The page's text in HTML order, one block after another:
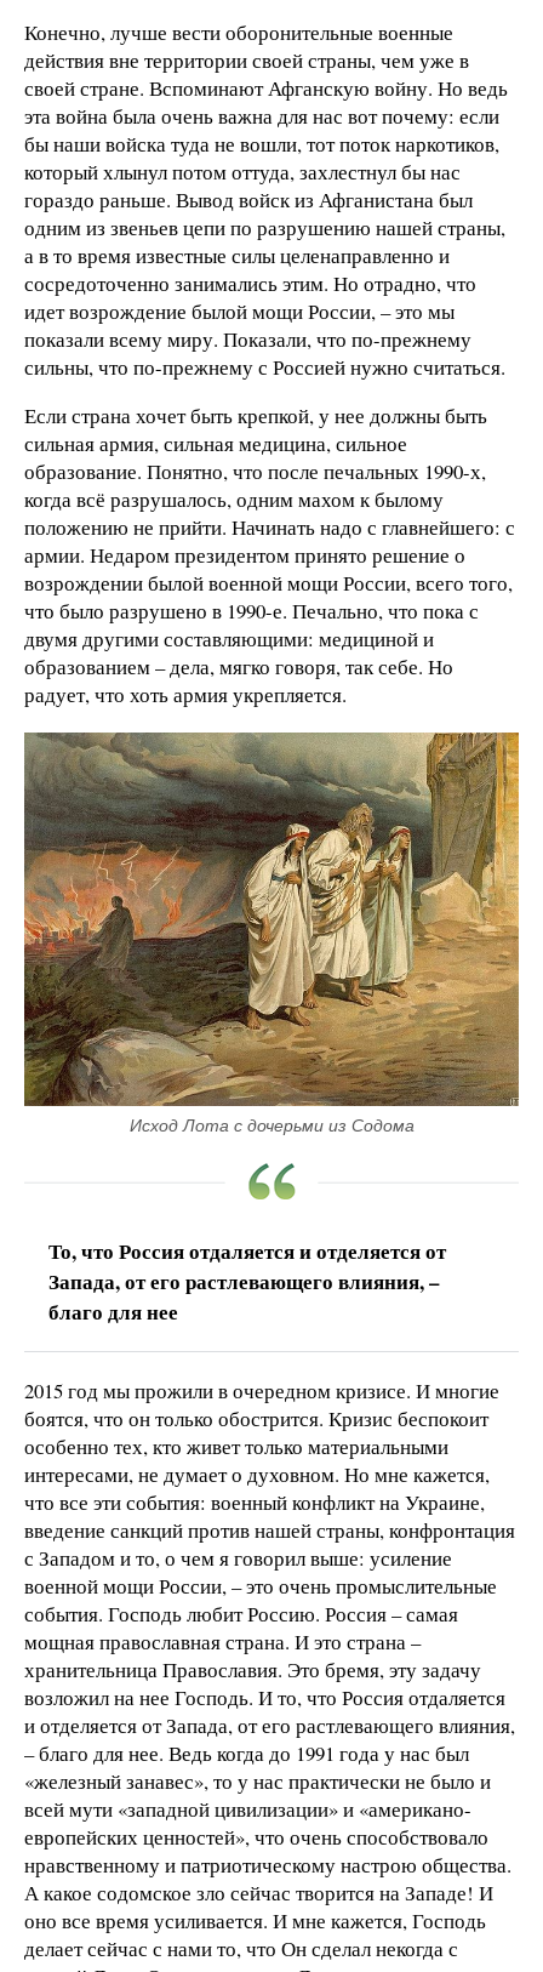
Конечно, лучше вести оборонительные военные
действия вне территории своей страны, чем уже в
своей стране. Вспоминают Афганскую войну. Но ведь
эта война была очень важна для нас вот почему: если
бы наши войска туда не вошли, тот поток наркотиков,
который хлынул потом оттуда, захлестнул бы нас
гораздо раньше. Вывод войск из Афганистана был
одним из звеньев цепи по разрушению нашей страны,
а в то время известные силы целенаправленно и
сосредоточенно занимались этим. Но отрадно, что
идет возрождение былой мощи России, – это мы
показали всему миру. Показали, что по-прежнему
сильны, что по-прежнему с Россией нужно считаться.
Если страна хочет быть крепкой, у нее должны быть
сильная армия, сильная медицина, сильное
образование. Понятно, что после печальных 1990-х,
когда всё разрушалось, одним махом к былому
положению не прийти. Начинать надо с главнейшего: с
армии. Недаром президентом принято решение о
возрождении былой военной мощи России, всего того,
что было разрушено в 1990-е. Печально, что пока с
двумя другими составляющими: медициной и
образованием – дела, мягко говоря, так себе. Но
радует, что хоть армия укрепляется.
Исход Лота с дочерьми из Содома
То, что Россия отдаляется и отделяется от
Запада, от его растлевающего влияния, –
благо для нее
2015 год мы прожили в очередном кризисе. И многие
боятся, что он только обострится. Кризис беспокоит
особенно тех, кто живет только материальными
интересами, не думает о духовном. Но мне кажется,
что все эти события: военный конфликт на Украине,
введение санкций против нашей страны, конфронтация
с Западом и то, о чем я говорил выше: усиление
военной мощи России, – это очень промыслительные
события. Господь любит Россию. Россия – самая
мощная православная страна. И это страна –
хранительница Православия. Это бремя, эту задачу
возложил на нее Господь. И то, что Россия отдаляется
и отделяется от Запада, от его растлевающего влияния,
– благо для нее. Ведь когда до 1991 года у нас был
«железный занавес», то у нас практически не было и
всей мути «западной цивилизации» и «американо-
европейских ценностей», что очень способствовало
нравственному и патриотическому настрою общества.
А какое содомское зло сейчас творится на Западе! И
оно все время усиливается. И мне кажется, Господь
делает сейчас с нами то, что Он сделал некогда с